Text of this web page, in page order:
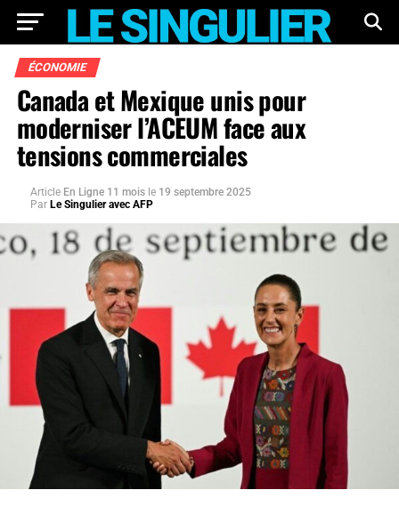
ÉCONOMIE
Canada et Mexique unis pour
moderniser l’ACEUM face aux
tensions commerciales
Article En Ligne 11 mois le 19 septembre 2025
Par Le Singulier avec AFP